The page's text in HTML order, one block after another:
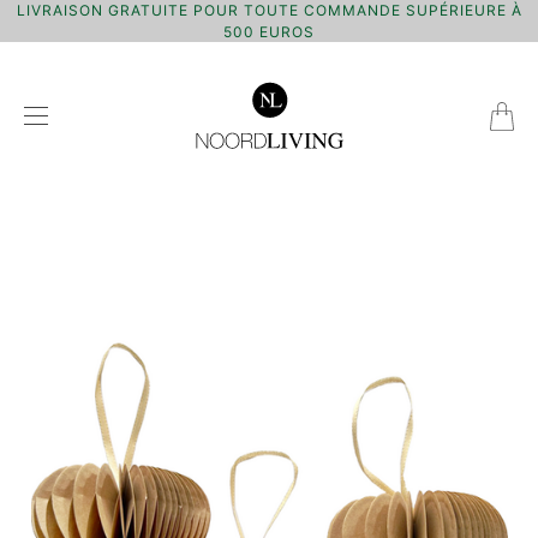
LIVRAISON GRATUITE POUR TOUTE COMMANDE SUPÉRIEURE À
500 EUROS